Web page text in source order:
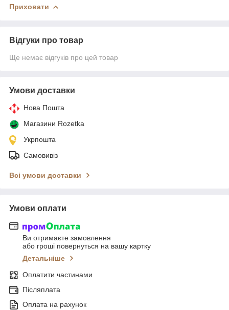
Приховати
Відгуки про товар
Ще немає відгуків про цей товар
Умови доставки
Нова Пошта
Магазини Rozetka
Укрпошта
Самовивіз
Всі умови доставки
Умови оплати
Ви отримаєте замовлення
або гроші повернуться на вашу картку
Детальніше
Оплатити частинами
Післяплата
Оплата на рахунок